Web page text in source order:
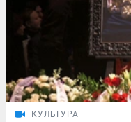
КУЛЬТУРА